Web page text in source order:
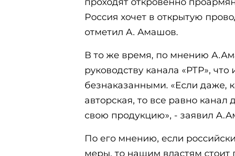
Россия хочет в открытую
отметил А. Амашов.
В то же время, по мнению
руководству канала «РТР», что
безнаказанными. «Если даже,
авторская, то все равно канал
свою продукцию», - заявил
По его мнению, если
меры, то нашим властям стоит